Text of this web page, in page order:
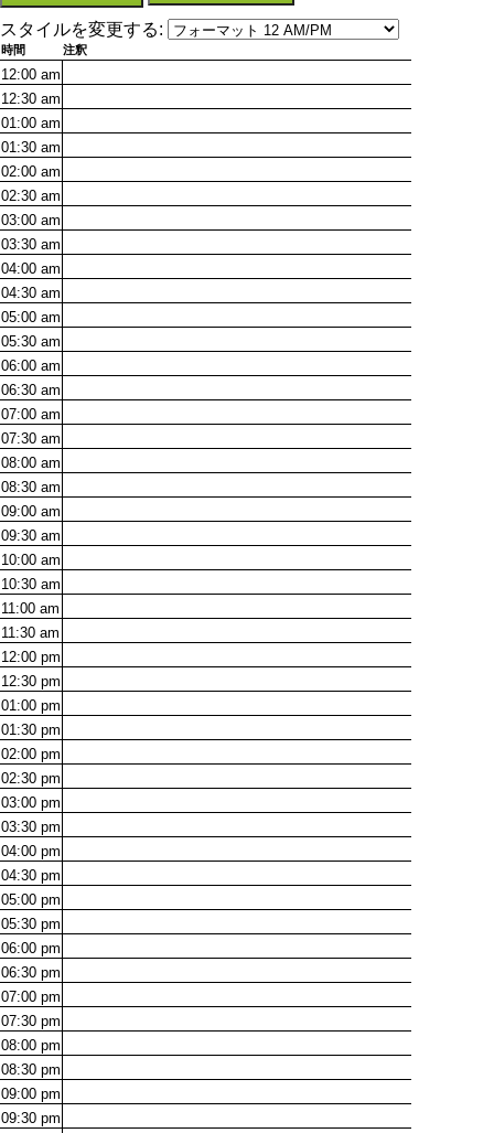
スタイルを変更する:
時間 注釈
12:00 am
12:30 am
01:00 am
01:30 am
02:00 am
02:30 am
03:00 am
03:30 am
04:00 am
04:30 am
05:00 am
05:30 am
06:00 am
06:30 am
07:00 am
07:30 am
08:00 am
08:30 am
09:00 am
09:30 am
10:00 am
10:30 am
11:00 am
11:30 am
12:00 pm
12:30 pm
01:00 pm
01:30 pm
02:00 pm
02:30 pm
03:00 pm
03:30 pm
04:00 pm
04:30 pm
05:00 pm
05:30 pm
06:00 pm
06:30 pm
07:00 pm
07:30 pm
08:00 pm
08:30 pm
09:00 pm
09:30 pm